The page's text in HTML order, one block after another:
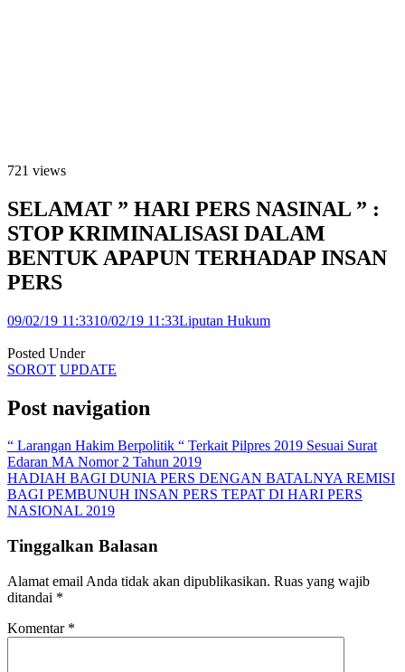
721 views
SELAMAT ” HARI PERS NASINAL ” :
STOP KRIMINALISASI DALAM
BENTUK APAPUN TERHADAP INSAN
PERS
09/02/19 11:3310/02/19 11:33Liputan Hukum
Posted Under
SOROT UPDATE
Post navigation
“ Larangan Hakim Berpolitik “ Terkait Pilpres 2019 Sesuai Surat
Edaran MA Nomor 2 Tahun 2019
HADIAH BAGI DUNIA PERS DENGAN BATALNYA REMISI
BAGI PEMBUNUH INSAN PERS TEPAT DI HARI PERS
NASIONAL 2019
Tinggalkan Balasan
Alamat email Anda tidak akan dipublikasikan. Ruas yang wajib
ditandai *
Komentar *